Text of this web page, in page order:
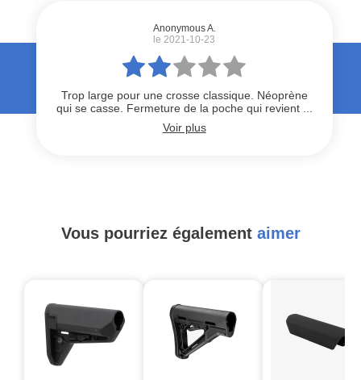
Anonymous A.
le 2021-10-23
Trop large pour une crosse classique. Néoprène
qui se casse. Fermeture de la poche qui revient ...
Voir plus
Vous pourriez également aimer